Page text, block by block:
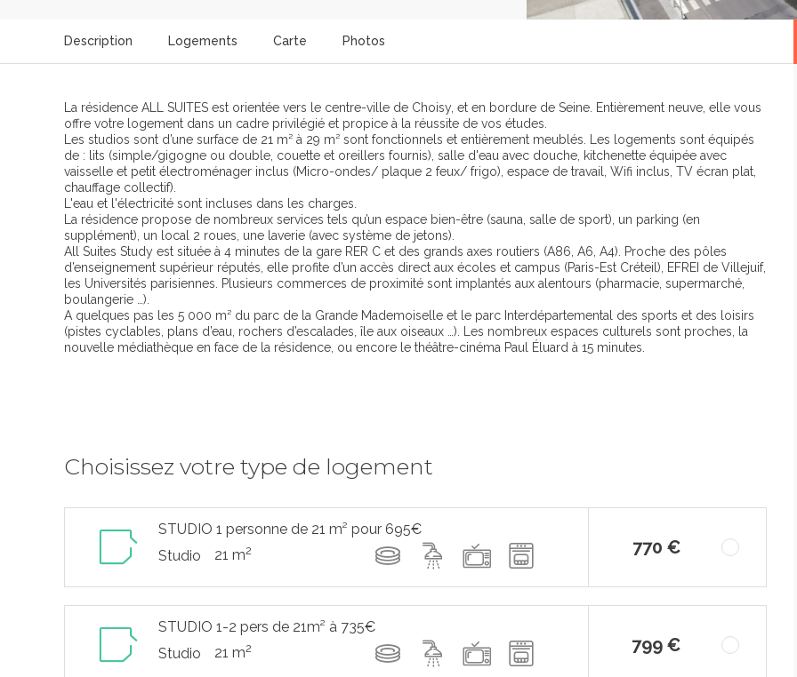
Description Logements Carte Photos
La résidence ALL SUITES est orientée vers le centre-ville de Choisy, et en bordure de Seine. Entièrement neuve, elle vous
offre votre logement dans un cadre privilégié et propice à la réussite de vos études.
Les studios sont d’une surface de 21 m² à 29 m² sont fonctionnels et entièrement meublés. Les logements sont équipés
de : lits (simple/gigogne ou double, couette et oreillers fournis), salle d'eau avec douche, kitchenette équipée avec
vaisselle et petit électroménager inclus (Micro-ondes/ plaque 2 feux/ frigo), espace de travail, Wifi inclus, TV écran plat,
chauffage collectif).
L'eau et l'électricité sont incluses dans les charges.
La résidence propose de nombreux services tels qu’un espace bien-être (sauna, salle de sport), un parking (en
supplément), un local 2 roues, une laverie (avec système de jetons).
All Suites Study est située à 4 minutes de la gare RER C et des grands axes routiers (A86, A6, A4). Proche des pôles
d’enseignement supérieur réputés, elle profite d’un accès direct aux écoles et campus (Paris-Est Créteil), EFREI de Villejuif,
les Universités parisiennes. Plusieurs commerces de proximité sont implantés aux alentours (pharmacie, supermarché,
boulangerie …).
A quelques pas les 5 000 m² du parc de la Grande Mademoiselle et le parc Interdépartemental des sports et des loisirs
(pistes cyclables, plans d’eau, rochers d’escalades, île aux oiseaux …). Les nombreux espaces culturels sont proches, la
nouvelle médiathèque en face de la résidence, ou encore le théâtre-cinéma Paul Éluard à 15 minutes.
Choisissez votre type de logement
STUDIO 1 personne de 21 m² pour 695€
Studio
21 m2 770 €
STUDIO 1-2 pers de 21m² à 735€
Studio
21 m2 799 €